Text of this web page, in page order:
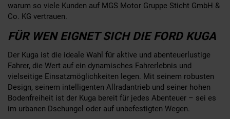
warum so viele Kunden auf MGS Motor Gruppe Sticht GmbH &
Co. KG vertrauen.
FÜR WEN EIGNET SICH DIE FORD KUGA
Der Kuga ist die ideale Wahl für aktive und abenteuerlustige
Fahrer, die Wert auf ein dynamisches Fahrerlebnis und
vielseitige Einsatzmöglichkeiten legen. Mit seinem robusten
Design, seinem intelligenten Allradantrieb und seiner hohen
Bodenfreiheit ist der Kuga bereit für jedes Abenteuer – sei es
im urbanen Dschungel oder auf unbefestigten Wegen.